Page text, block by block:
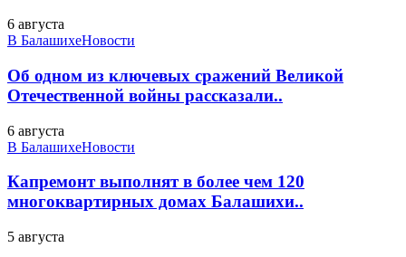
6 августа
В БалашихеНовости
Об одном из ключевых сражений Великой
Отечественной войны рассказали..
6 августа
В БалашихеНовости
Капремонт выполнят в более чем 120
многоквартирных домах Балашихи..
5 августа